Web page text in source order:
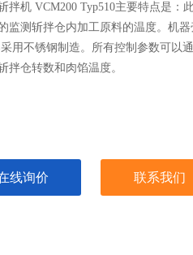
拌机 VCM200 Typ510主要特点是：
监测斩拌仓内加工原料的温度。机
用不锈钢制造。所有控制参数可以
拌仓转数和肉馅温度。
线询价 联系我们